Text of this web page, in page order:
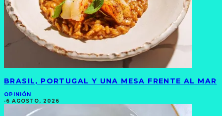
BRASIL, PORTUGAL Y UNA MESA FRENTE AL MAR
OPINIÓN
·6 AGOSTO, 2026